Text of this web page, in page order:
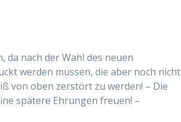
nach der Wahl des neuen
werden müssen, die aber noch nicht
von oben zerstört zu werden! – Die
spätere Ehrungen freuen! –